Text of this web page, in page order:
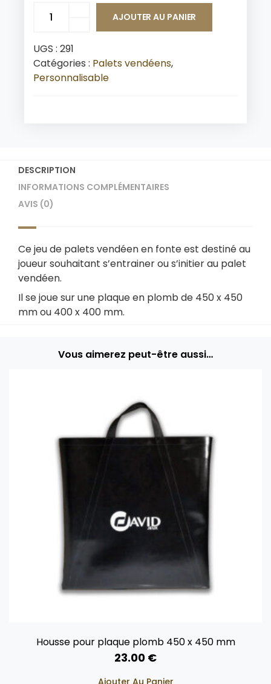
AJOUTER AU PANIER
UGS : 291
Catégories : Palets vendéens,
Personnalisable
DESCRIPTION
INFORMATIONS COMPLÉMENTAIRES
AVIS (0)
Ce jeu de palets vendéen en fonte est destiné au
joueur souhaitant s’entrainer ou s’initier au palet
vendéen.
Il se joue sur une plaque en plomb de 450 x 450
mm ou 400 x 400 mm.
Vous aimerez peut-être aussi…
Housse pour plaque plomb 450 x 450 mm
23.00 €
Ajouter Au Panier